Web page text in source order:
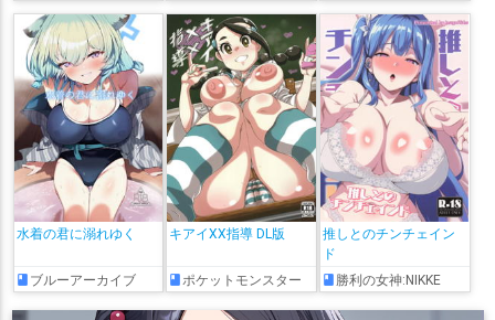
水着の君に溺れゆく
ブルーアーカイブ
キアイXX指導 DL版
ポケットモンスター
推しとのチンチェイン
ド
勝利の女神:NIKKE